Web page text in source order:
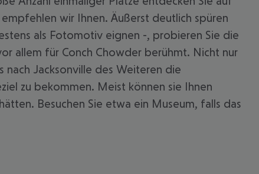
wir Ihnen. Äußerst deutlich spüren
als Fotomotiv eignen -, probieren Sie die
allem für Conch Chowder berühmt. Nicht nur
nach Jacksonville des Weiteren die
zu bekommen. Meist können sie Ihnen
Besuchen Sie etwa ein Museum, falls das